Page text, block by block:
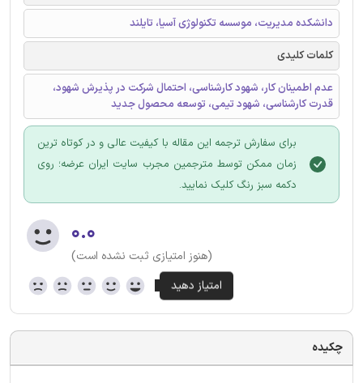
دانشکده مدیریت، موسسه تکنولوژی آسیا، تایلند
کلمات کلیدی
عدم اطمینان کار، شهود کارشناسی، احتمال شركت در پذیرش شهود،
قدرت کارشناسی، شهود تیمی، توسعه محصول جدید
برای سفارش ترجمه این مقاله با کیفیت عالی و در کوتاه ترین
زمان ممکن توسط مترجمین مجرب سایت ایران عرضه؛ روی
دکمه سبز رنگ کلیک نمایید.
۰.۰
(هنوز امتیازی ثبت نشده است)
چکیده